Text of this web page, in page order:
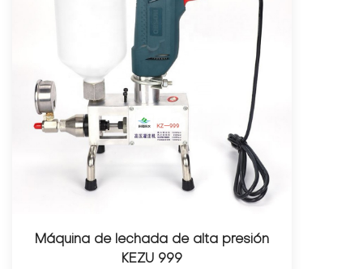
Máquina de lechada de alta presión
KEZU 999